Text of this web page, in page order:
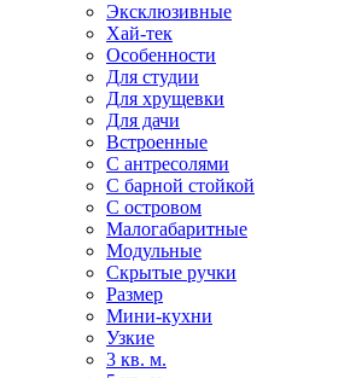
Эксклюзивные
Хай-тек
Особенности
Для студии
Для хрущевки
Для дачи
Встроенные
С антресолями
С барной стойкой
С островом
Малогабаритные
Модульные
Скрытые ручки
Размер
Мини-кухни
Узкие
3 кв. м.